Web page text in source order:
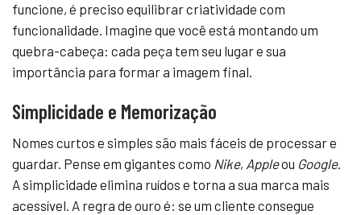
funcione, é preciso equilibrar criatividade com
funcionalidade. Imagine que você está montando um
quebra-cabeça: cada peça tem seu lugar e sua
importância para formar a imagem final.
Simplicidade e Memorização
Nomes curtos e simples são mais fáceis de processar e
guardar. Pense em gigantes como Nike, Appleou Google.
A simplicidade elimina ruídos e torna a sua marca mais
acessível. A regra de ouro é: se um cliente consegue